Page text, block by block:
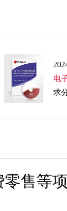
电
求
售等